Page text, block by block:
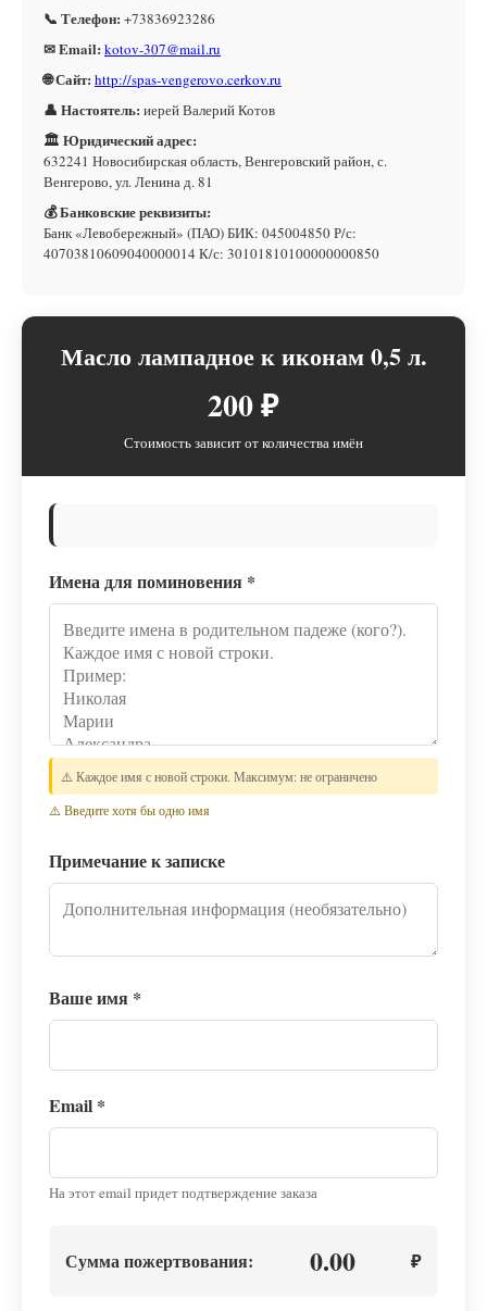
📞 Телефон: +73836923286
✉ Email: kotov-307@mail.ru
🌐 Сайт: http://spas-vengerovo.cerkov.ru
👤 Настоятель: иерей Валерий Котов
🏛 Юридический адрес:
632241 Новосибирская область, Венгеровский район, с.
Венгерово, ул. Ленина д. 81
💰 Банковские реквизиты:
Банк «Левобережный» (ПАО) БИК: 045004850 Р/с:
40703810609040000014 К/с: 30101810100000000850
Масло лампадное к иконам 0,5 л.
200 ₽
Стоимость зависит от количества имён
Имена для поминовения *
⚠️ Каждое имя с новой строки. Максимум: не ограничено
⚠️ Введите хотя бы одно имя
Примечание к записке
Ваше имя *
Email *
На этот email придет подтверждение заказа
Сумма пожертвования: 0.00 ₽